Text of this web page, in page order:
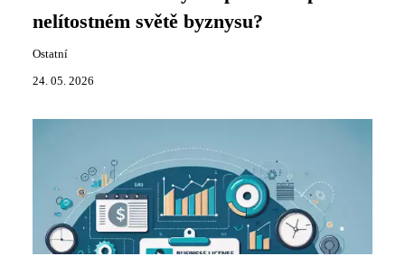
nelítostném světě byznysu?
Ostatní
24. 05. 2026